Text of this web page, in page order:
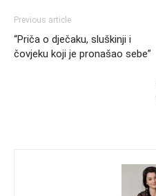
Previous article
“Priča o dječaku, sluškinji i
čovjeku koji je pronašao sebe”